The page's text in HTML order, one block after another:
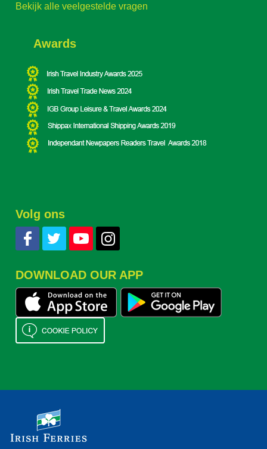
Bekijk alle veelgestelde vragen
Awards
Volg ons
DOWNLOAD OUR APP